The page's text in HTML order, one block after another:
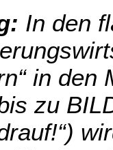
In den
in den
zu